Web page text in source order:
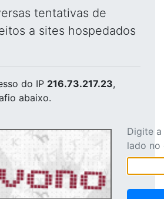
tentativas de
a sites hospedados
do IP 216.73.217.23,
abaixo.
Digite
lado no